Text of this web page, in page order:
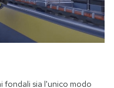
fondali sia l'unico modo